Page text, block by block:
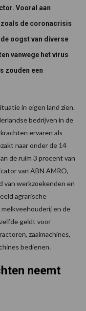
Vooral aan
de coronacrisis
oogst van diverse
vanwege het virus
zouden een
in eigen land zien.
bedrijven in de
ervaren als
naar onder de 14
de ruim 3 procent van
van ABN AMRO,
van werkzoekenden en
agrarische
en de
geldt voor
zaaimachines,
bedienen.
neemt